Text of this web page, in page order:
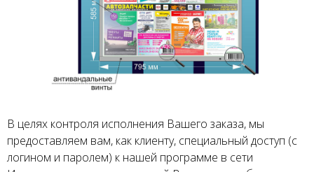
В целях контроля исполнения Вашего заказа, мы
предоставляем вам, как клиенту, специальный доступ (с
логином и паролем) к нашей программе в сети